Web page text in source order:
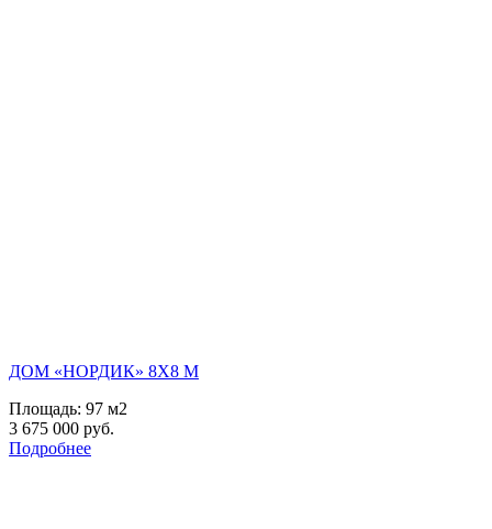
ДОМ «НОРДИК» 8Х8 М
Площадь: 97 м2
3 675 000 руб.
Подробнее